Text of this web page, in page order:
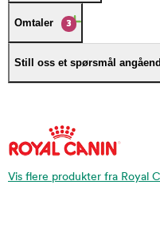
Omtaler 3
Still oss et spørsmål
Vis flere produkter fra Royal